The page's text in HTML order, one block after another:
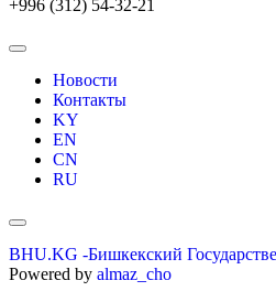
+996 (312) 54-32-21
Новости
Контакты
KY
EN
CN
RU
BHU.KG -Бишкекский
Powered by almaz_cho